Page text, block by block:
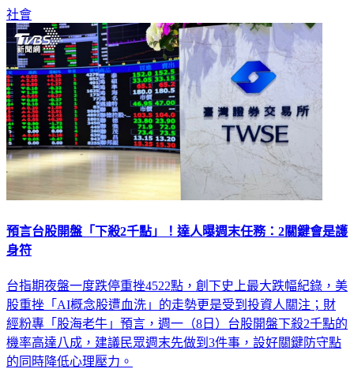
社會
預言台股開盤「下殺2千點」！達人曝週末任務：2關鍵會是護
身符
台指期夜盤一度跌停重挫4522點，創下史上最大跌幅紀錄，美
股重挫「AI概念股遭血洗」的走勢更是受到投資人關注；財
經粉專「股海老牛」預言，週一（8日）台股開盤下殺2千點的
機率高達八成，建議民眾週末先做到3件事，設好關鍵防守點
的同時降低心理壓力。